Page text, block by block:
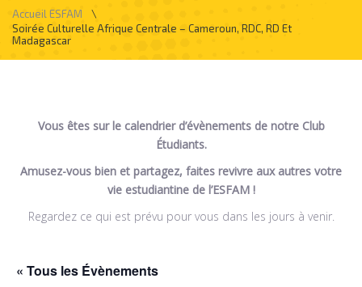
Accueil ESFAM
\
Soirée Culturelle Afrique Centrale – Cameroun, RDC, RD Et
Madagascar
Vous êtes sur le calendrier d’évènements de notre Club
Étudiants.
Amusez-vous bien et partagez, faites revivre aux autres votre
vie estudiantine de l’ESFAM !
Regardez ce qui est prévu pour vous dans les jours à venir.
« Tous les Évènements